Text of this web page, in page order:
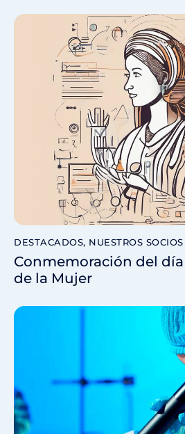
DESTACADOS, NUESTROS
Conmemoración del
de la Mujer